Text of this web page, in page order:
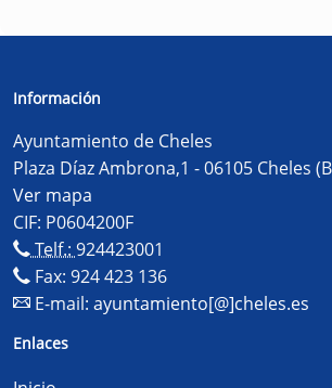
Información
Ayuntamiento de Cheles
Plaza Díaz Ambrona,1 - 06105 Cheles
Ver mapa
CIF: P0604200F
Telf.: 924423001
Fax: 924 423 136
E-mail: ayuntamiento[@]cheles.es
Enlaces